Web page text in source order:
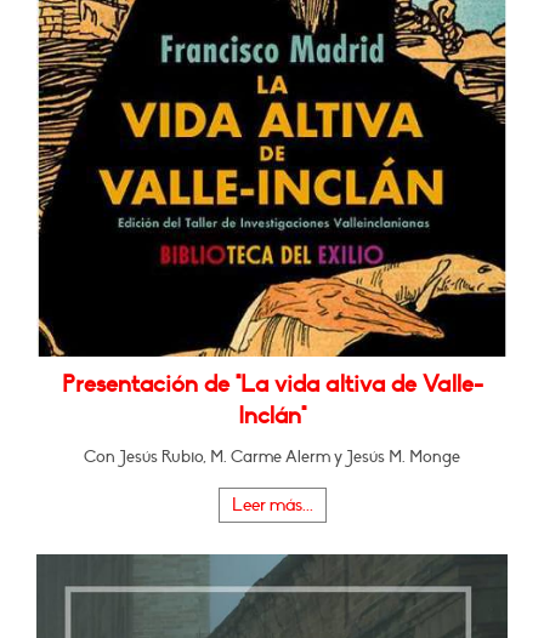
Presentación de "La vida altiva de Valle-
Inclán"
Con Jesús Rubio, M. Carme Alerm y Jesús M. Monge
Leer más...